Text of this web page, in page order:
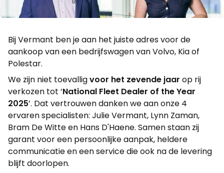
Bij Vermant ben je aan het juiste adres voor de
aankoop van een bedrijfswagen van Volvo, Kia of
Polestar.
We zijn niet toevalligvoor het zevende jaar op rij
verkozen tot ‘National Fleet Dealer of the Year
2025’. Dat vertrouwen danken we aan onze 4
ervaren specialisten: Julie Vermant, Lynn Zaman,
Bram De Witte en Hans D'Haene. Samen staan zij
garant voor een persoonlijke aanpak, heldere
communicatie en een service die ook na de levering
blijft doorlopen.